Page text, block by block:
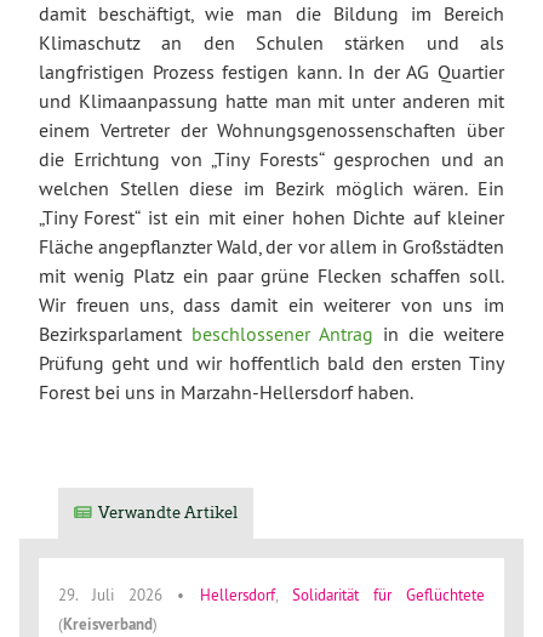
damit beschäftigt, wie man die Bildung im Bereich
Klimaschutz an den Schulen stärken und als
langfristigen Prozess festigen kann. In der AG Quartier
und Klimaanpassung hatte man mit unter anderen mit
einem Vertreter der Wohnungsgenossenschaften über
die Errichtung von „Tiny Forests“ gesprochen und an
welchen Stellen diese im Bezirk möglich wären. Ein
„Tiny Forest“ ist ein mit einer hohen Dichte auf kleiner
Fläche angepflanzter Wald, der vor allem in Großstädten
mit wenig Platz ein paar grüne Flecken schaffen soll.
Wir freuen uns, dass damit ein weiterer von uns im
Bezirksparlament beschlossener Antrag in die weitere
Prüfung geht und wir hoffentlich bald den ersten Tiny
Forest bei uns in Marzahn-Hellersdorf haben.
Verwandte Artikel
29. Juli 2026 • Hellersdorf, Solidarität für Geflüchtete
(Kreisverband)